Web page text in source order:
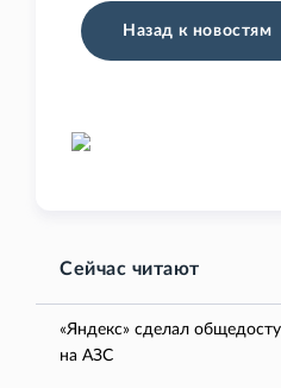
Назад к новостям
Сейчас читают
«Яндекс» сделал
на АЗС